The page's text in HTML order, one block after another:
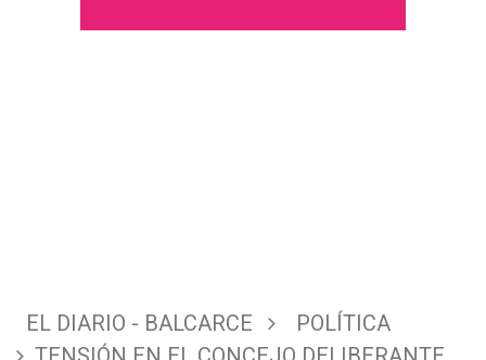
EL DIARIO - BALCARCE
POLÍTICA